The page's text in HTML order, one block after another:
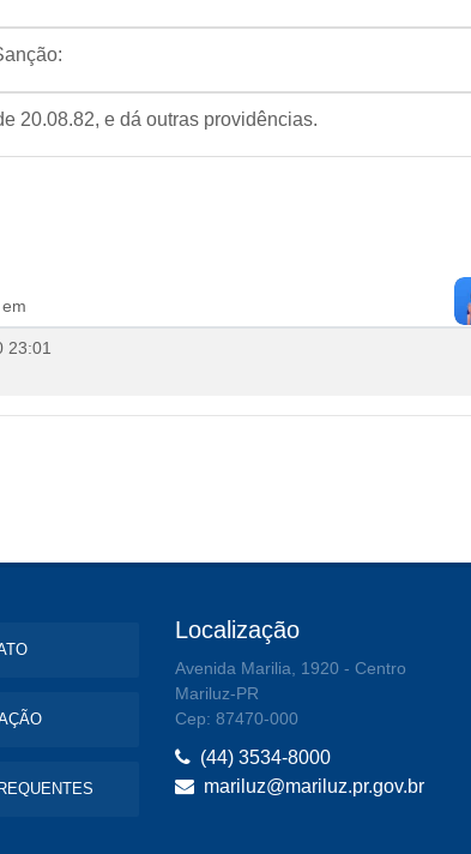
20.08.82, e dá outras providências.
23:01
Localização
Avenida Marilia, 1920 - Centro
Mariluz-PR
Cep: 87470-000
(44) 3534-8000
mariluz@mariluz.pr.gov.br